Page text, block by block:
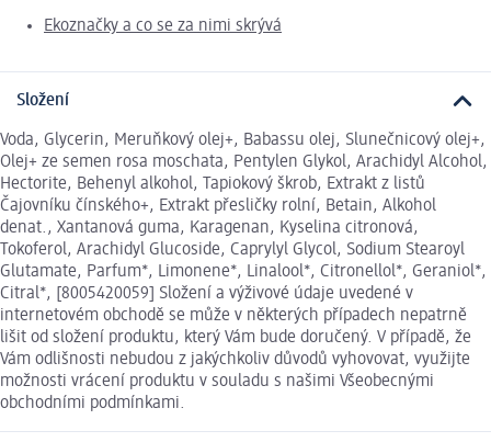
Ekoznačky a co se za nimi skrývá
Složení
Voda, Glycerin, Meruňkový olej+, Babassu olej, Slunečnicový olej+,
Olej+ ze semen rosa moschata, Pentylen Glykol, Arachidyl Alcohol,
Hectorite, Behenyl alkohol, Tapiokový škrob, Extrakt z listů
Čajovníku čínského+, Extrakt přesličky rolní, Betain, Alkohol
denat., Xantanová guma, Karagenan, Kyselina citronová,
Tokoferol, Arachidyl Glucoside, Caprylyl Glycol, Sodium Stearoyl
Glutamate, Parfum*, Limonene*, Linalool*, Citronellol*, Geraniol*,
Citral*, [8005420059] Složení a výživové údaje uvedené v
internetovém obchodě se může v některých případech nepatrně
lišit od složení produktu, který Vám bude doručený. V případě, že
Vám odlišnosti nebudou z jakýchkoliv důvodů vyhovovat, využijte
možnosti vrácení produktu v souladu s našimi Všeobecnými
obchodními podmínkami.